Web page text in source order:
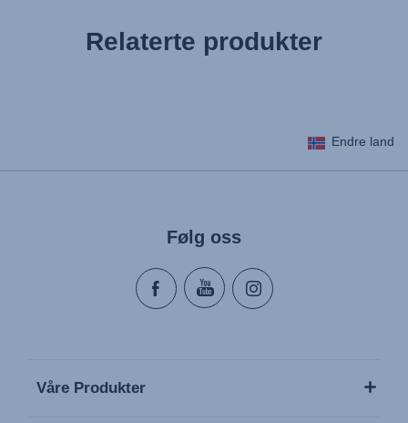
Relaterte produkter
Endre land
Følg oss
Våre Produkter